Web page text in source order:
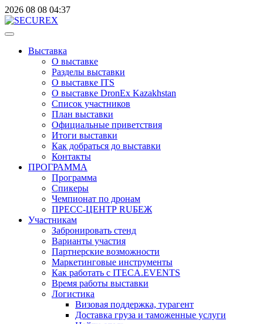
2026 08 08 04:37
Выставка
О выставке
Разделы выставки
О выставке ITS
О выставке DronEx Kazakhstan
Список участников
План выставки
Официальные приветствия
Итоги выставки
Как добраться до выставки
Контакты
ПРОГРАММА
Программа
Спикеры
Чемпионат по дронам
ПРЕСС-ЦЕНТР RUБЕЖ
Участникам
Забронировать стенд
Варианты участия
Партнерские возможности
Маркетинговые инструменты
Как работать с ITECA.EVENTS
Время работы выставки
Логистика
Визовая поддержка, турагент
Доставка груза и таможенные услуги